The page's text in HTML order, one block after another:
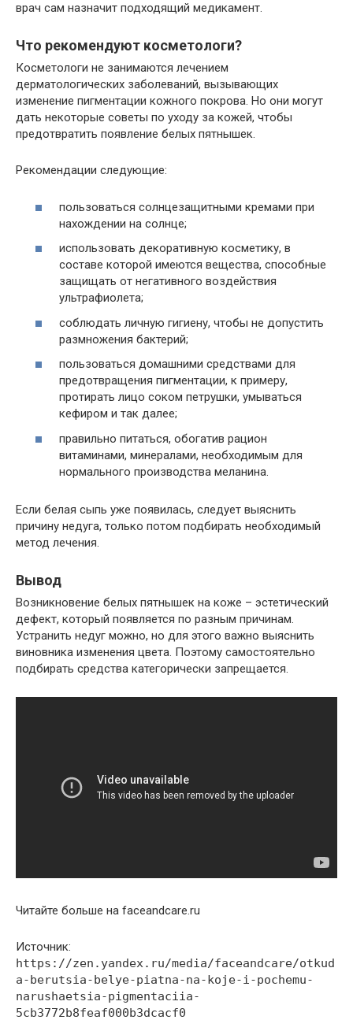
врач сам назначит подходящий медикамент.
Что рекомендуют косметологи?
Косметологи не занимаются лечением
дерматологических заболеваний, вызывающих
изменение пигментации кожного покрова. Но они могут
дать некоторые советы по уходу за кожей, чтобы
предотвратить появление белых пятнышек.
Рекомендации следующие:
пользоваться солнцезащитными кремами при
нахождении на солнце;
использовать декоративную косметику, в
составе которой имеются вещества, способные
защищать от негативного воздействия
ультрафиолета;
соблюдать личную гигиену, чтобы не допустить
размножения бактерий;
пользоваться домашними средствами для
предотвращения пигментации, к примеру,
протирать лицо соком петрушки, умываться
кефиром и так далее;
правильно питаться, обогатив рацион
витаминами, минералами, необходимым для
нормального производства меланина.
Если белая сыпь уже появилась, следует выяснить
причину недуга, только потом подбирать необходимый
метод лечения.
Вывод
Возникновение белых пятнышек на коже – эстетический
дефект, который появляется по разным причинам.
Устранить недуг можно, но для этого важно выяснить
виновника изменения цвета. Поэтому самостоятельно
подбирать средства категорически запрещается.
Читайте больше на faceandcare.ru
Источник:
https://zen.yandex.ru/media/faceandcare/otkud
a-berutsia-belye-piatna-na-koje-i-pochemu-
narushaetsia-pigmentaciia-
5cb3772b8feaf000b3dcacf0